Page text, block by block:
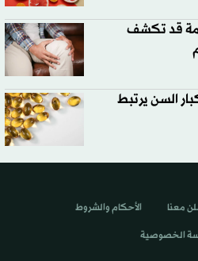
قد تكشف
السن يرتبط
معنا الأحكام والشروط
الخصوصية